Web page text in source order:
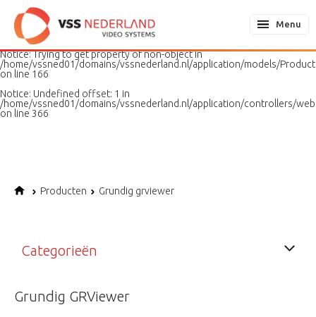
Notice: Undefined variable: page in
/home/vssned01/domains/vssnederland.nl/application/models/
on line
187
Notice: Trying to get property of non-object in
/home/vssned01/domains/vssnederland.nl/application/models/
on line 166
Notice: Undefined offset: 1 in
/home/vssned01/domains/vssnederland.nl/application/controllers/
on line 366
Menu
Producten Grundig grviewer
Categorieën
Grundig GRViewer